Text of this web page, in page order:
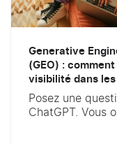
Generative
(GEO) :
visibilité dans les
Posez une
ChatGPT. Vous